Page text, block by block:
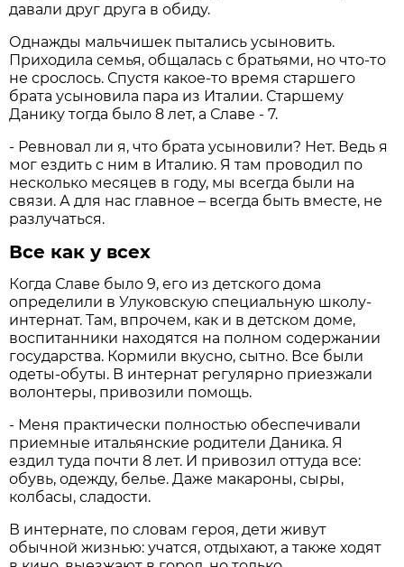
давали друг друга в обиду.
Однажды мальчишек пытались усыновить.
Приходила семья, общалась с братьями, но что-то
не срослось. Спустя какое-то время старшего
брата усыновила пара из Италии. Старшему
Данику тогда было 8 лет, а Славе - 7.
- Ревновал ли я, что брата усыновили? Нет. Ведь я
мог ездить с ним в Италию. Я там проводил по
несколько месяцев в году, мы всегда были на
связи. А для нас главное – всегда быть вместе, не
разлучаться.
Все как у всех
Когда Славе было 9, его из детского дома
определили в Улуковскую специальную школу-
интернат. Там, впрочем, как и в детском доме,
воспитанники находятся на полном содержании
государства. Кормили вкусно, сытно. Все были
одеты-обуты. В интернат регулярно приезжали
волонтеры, привозили помощь.
- Меня практически полностью обеспечивали
приемные итальянские родители Даника. Я
ездил туда почти 8 лет. И привозил оттуда все:
обувь, одежду, белье. Даже макароны, сыры,
колбасы, сладости.
В интернате, по словам героя, дети живут
обычной жизнью: учатся, отдыхают, а также ходят